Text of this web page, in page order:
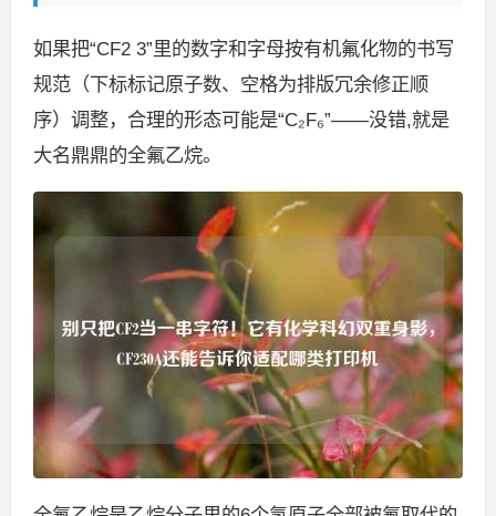
如果把“CF2 3”里的数字和字母按有机氟化物的书写
规范（下标标记原子数、空格为排版冗余修正顺
序）调整，合理的形态可能是“C₂F₆”——没错,就是
大名鼎鼎的全氟乙烷。